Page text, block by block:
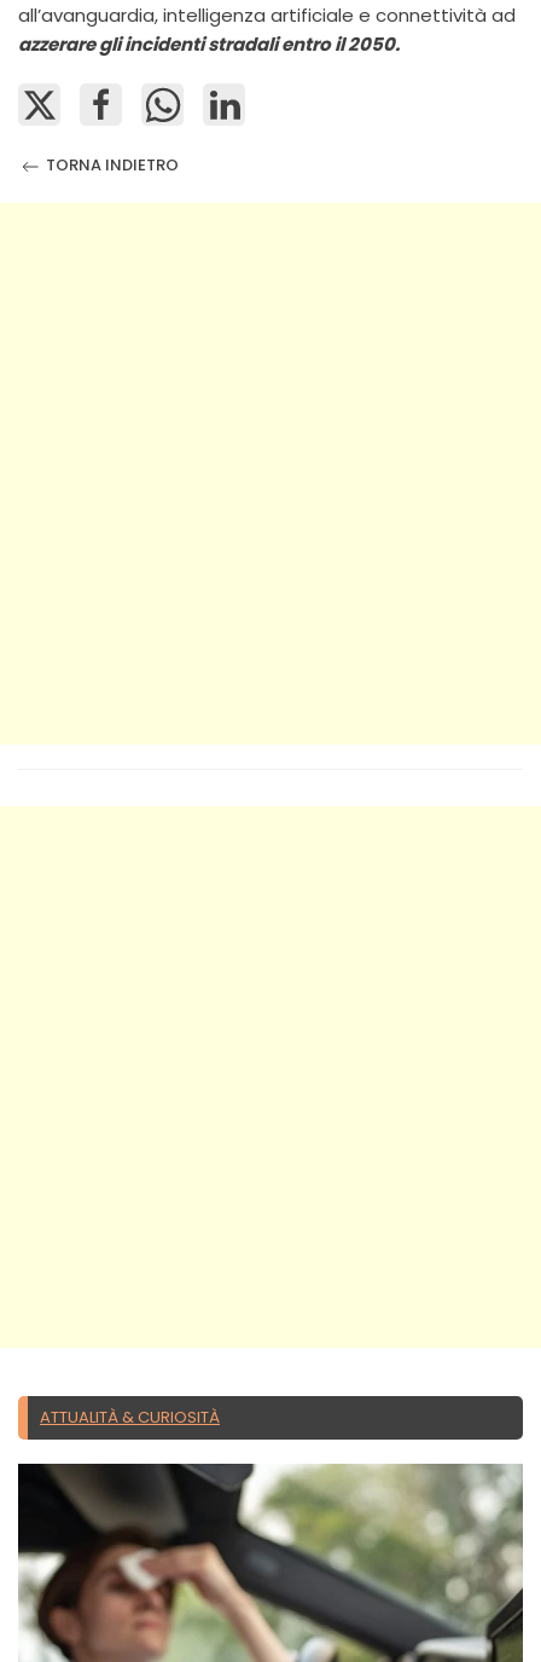
all’avanguardia, intelligenza artificiale e connettività ad
azzerare gli incidenti stradali entro il 2050.
TORNA INDIETRO
ATTUALITÀ & CURIOSITÀ